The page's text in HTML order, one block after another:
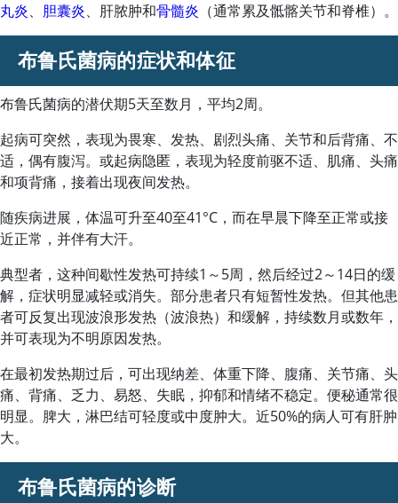
丸炎、 胆囊炎、肝脓肿和骨髓炎 （通常累及骶髂关节和脊椎）。
布鲁氏菌病的症状和体征
布鲁氏菌病的潜伏期5天至数月，平均2周。
起病可突然，表现为畏寒、发热、剧烈头痛、关节和后背痛、不
适，偶有腹泻。或起病隐匿，表现为轻度前驱不适、肌痛、头痛
和项背痛，接着出现夜间发热。
随疾病进展，体温可升至40至41°C，而在早晨下降至正常或接
近正常，并伴有大汗。
典型者，这种间歇性发热可持续1～5周，然后经过2～14日的缓
解，症状明显减轻或消失。部分患者只有短暂性发热。但其他患
者可反复出现波浪形发热（波浪热）和缓解，持续数月或数年，
并可表现为不明原因发热。
在最初发热期过后，可出现纳差、体重下降、腹痛、关节痛、头
痛、背痛、乏力、易怒、失眠，抑郁和情绪不稳定。便秘通常很
明显。脾大，淋巴结可轻度或中度肿大。近50%的病人可有肝肿
大。
布鲁氏菌病的诊断